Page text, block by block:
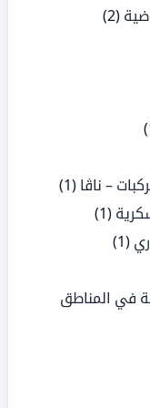
(2)
– ناڤا (1)
(1)
(1)
في المناطق